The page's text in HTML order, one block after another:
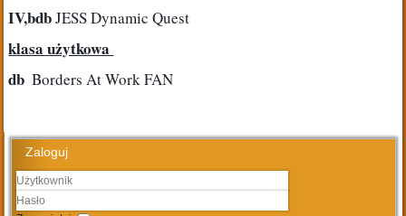
IV,bdb JESS Dynamic Quest
klasa użytkowa
db Borders At Work FAN
Zaloguj
Użytkownik